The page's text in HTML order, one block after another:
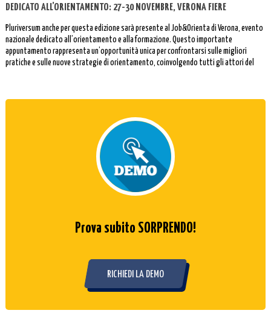
DEDICATO ALL’ORIENTAMENTO: 27-30 NOVEMBRE, VERONA FIERE
Pluriversum anche per questa edizione sarà presente al Job&Orienta di Verona, evento
nazionale dedicato all’orientamento e alla formazione. Questo importante
appuntamento rappresenta un’opportunità unica per confrontarsi sulle migliori
pratiche e sulle nuove strategie di orientamento, coinvolgendo tutti gli attori del
Prova subito SORPRENDO!
RICHIEDI LA DEMO